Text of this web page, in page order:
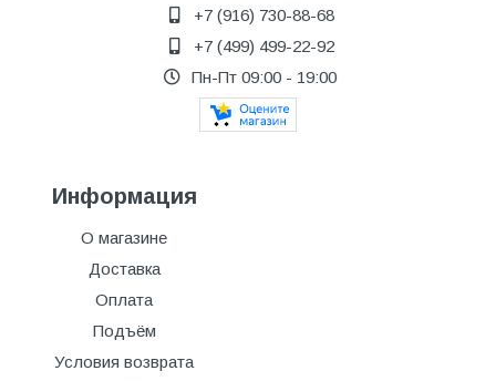
+7 (916) 730-88-68
+7 (499) 499-22-92
Пн-Пт 09:00 - 19:00
Информация
О магазине
Доставка
Оплата
Подъём
Условия возврата